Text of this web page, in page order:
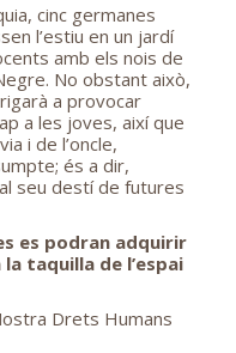
cinc germanes
l’estiu en un jardí
amb els nois de
No obstant això,
a provocar
a les joves, així que
i de l’oncle,
és a dir,
seu destí de futures
es podran adquirir
taquilla de l’espai
Drets Humans